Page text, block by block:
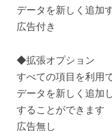
データを新しく追加
広告付き
◆拡張オプション
すべての項目を利用
データを新しく追加
することができます
広告無し